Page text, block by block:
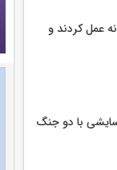
عمل کردند و
با دو جنگ